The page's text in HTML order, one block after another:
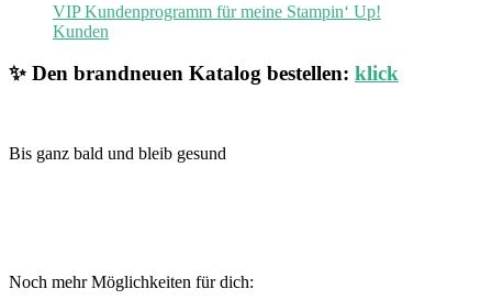
VIP Kundenprogramm für meine Stampin‘ Up!
Kunden
✨ Den brandneuen Katalog bestellen: klick
Bis ganz bald und bleib gesund
Noch mehr Möglichkeiten für dich: